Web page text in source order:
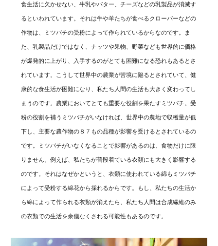
食生活に欠かせない、牛乳やバター、チーズなどの乳製品が消滅す
るといわれています。それは牛や羊たちが食べるクローバーなどの
作物は、ミツバチの受粉によって作られているからなのです。ま
た、乳製品だけではなく、ナッツや果物、野菜なども世界的に価格
が爆発的に上がり、入手するのがとても困難になる恐れもあるとさ
れています。こうして世界中の農業が苦境に陥るとされていて、健
康的な食生活が困難になり、私たち人間の生活も大きく変わってし
まうのです。農業においてとても重要な役割を果たすミツバチ。受
粉の役割を補うミツバチがいなければ、世界中の農地で収穫量が低
下し、主要な農作物の８７もの品種が影響を受けるとされているの
です。ミツバチがいなくなることで影響があるのは、食物だけに限
りません。例えば、私たちが普段着ている衣類にも大きく影響する
のです。それはなぜかというと、衣類に使われている綿もミツバチ
によって受粉する綿花から採れるからです。もし、私たちの生活か
ら綿によって作られる衣類が消えたら、私たち人間は合成繊維のみ
の衣類での生活を余儀なくされる可能性もあるのです。